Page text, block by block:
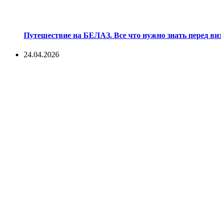
Путешествие на БЕЛАЗ. Все что нужно знать перед
24.04.2026